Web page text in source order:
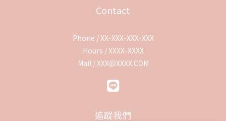
Contact
Phone / XX-XXX-XXX-XXX
Hours / XXXX-XXXX
Mail / XXX@XXXX.COM
追蹤我們